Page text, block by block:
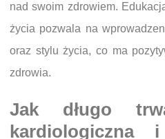
nad swoim zdrowiem.
życia pozwala na
oraz stylu życia, co ma
zdrowia.
Jak długo